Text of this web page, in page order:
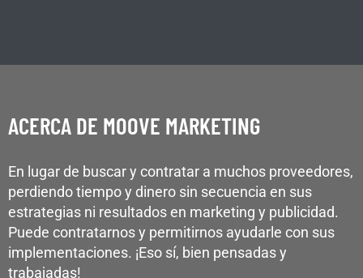
ACERCA DE MOOVE MARKETING
En lugar de buscar y contratar a muchos proveedores,
perdiendo tiempo y dinero sin secuencia en sus
estrategias ni resultados en marketing y publicidad.
Puede contratarnos y permitirnos ayudarle con sus
implementaciones. ¡Eso sí, bien pensadas y
trabajadas!